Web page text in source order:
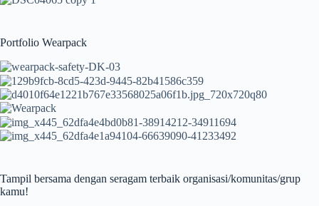
Portfolio Wearpack
Tampil bersama dengan seragam terbaik organisasi/komunitas/grup
kamu!